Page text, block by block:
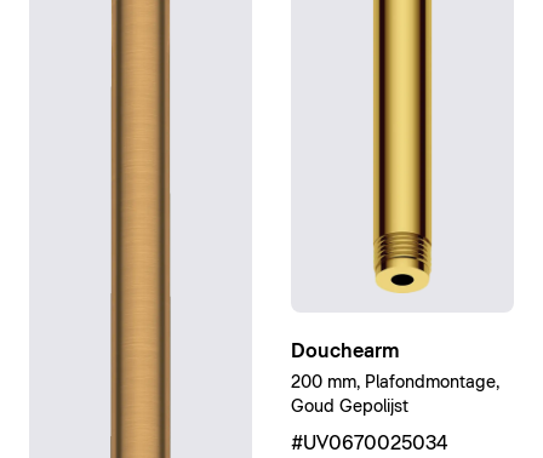
Douchearm
200 mm, Plafondmontage,
Goud Gepolijst
#UV0670025034